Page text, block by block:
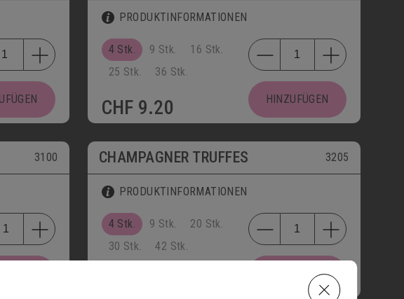
PRODUKTINFORMATIONEN
4 Stk. 9 Stk.
16 Stk.
25 Stk.
36 Stk.
CHF 9.20 HINZUFÜGEN
3100 CHAMPAGNER TRUFFES 3205
PRODUKTINFORMATIONEN
4 Stk. 9 Stk.
20 Stk.
30 Stk.
42 Stk.
HINZUFÜGEN